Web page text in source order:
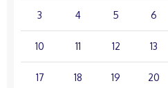
3 4 5 6
10 11 12 13
17 18 19 20